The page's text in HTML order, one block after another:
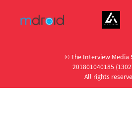
© The Interview Media
201801040185
All rights